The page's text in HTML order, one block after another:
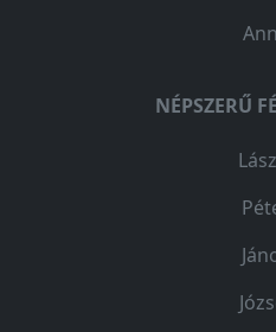
NÉPSZERŰ